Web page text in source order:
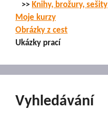
>> Knihy, brožury, sešity
Moje kurzy
Obrázky z cest
Ukázky prací
Vyhledávání